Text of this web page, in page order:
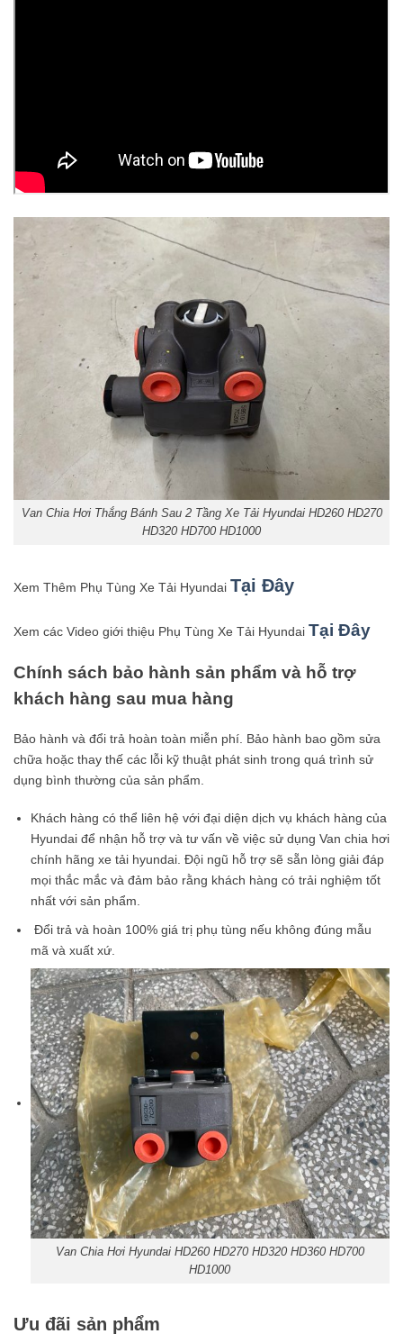
Van Chia Hơi Thắng Bánh Sau 2 Tầng Xe Tải Hyundai HD260 HD270
HD320 HD700 HD1000
Xem Thêm Phụ Tùng Xe Tải Hyundai Tại Đây
Xem các Video giới thiệu Phụ Tùng Xe Tải Hyundai Tại Đây
Chính sách bảo hành sản phẩm và hỗ trợ
khách hàng sau mua hàng
Bảo hành và đổi trả hoàn toàn miễn phí. Bảo hành bao gồm sửa
chữa hoặc thay thế các lỗi kỹ thuật phát sinh trong quá trình sử
dụng bình thường của sản phẩm.
Khách hàng có thể liên hệ với đại diện dịch vụ khách hàng của
Hyundai để nhận hỗ trợ và tư vấn về việc sử dụng Van chia hơi
chính hãng xe tải hyundai. Đội ngũ hỗ trợ sẽ sẵn lòng giải đáp
mọi thắc mắc và đảm bảo rằng khách hàng có trải nghiệm tốt
nhất với sản phẩm.
Đổi trả và hoàn 100% giá trị phụ tùng nếu không đúng mẫu
mã và xuất xứ.
Van Chia Hơi Hyundai HD260 HD270 HD320 HD360 HD700
HD1000
Ưu đãi sản phẩm